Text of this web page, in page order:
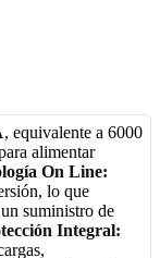
equivalente a 6000
alimentar
On Line:
lo que
suministro de
Integral: